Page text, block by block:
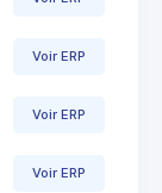
Voir ERP
Voir ERP
Voir ERP